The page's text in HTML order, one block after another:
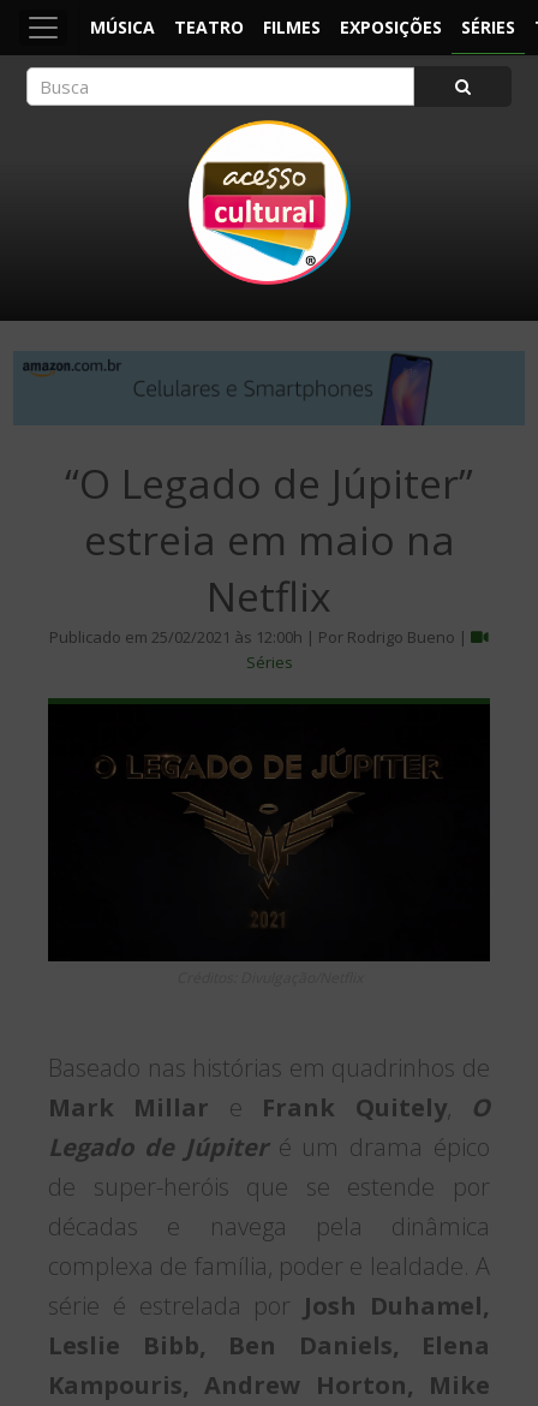
MÚSICA TEATRO FILMES EXPOSIÇÕES SÉRIES
“O Legado de Júpiter”
estreia em maio na
Netflix
Publicado em 25/02/2021 às 12:00h | Por Rodrigo Bueno |
Séries
Baseado nas histórias em quadrinhos de
Mark Millar e Frank Quitely,
O
Legado de Júpiteré um drama épico
de super-heróis que se estende por
décadas e navega pela dinâmica
complexa de família, poder e lealdade. A
série é estrelada por Josh Duhamel,
Leslie Bibb, Ben Daniels, Elena
Kampouris, Andrew Horton, Mike